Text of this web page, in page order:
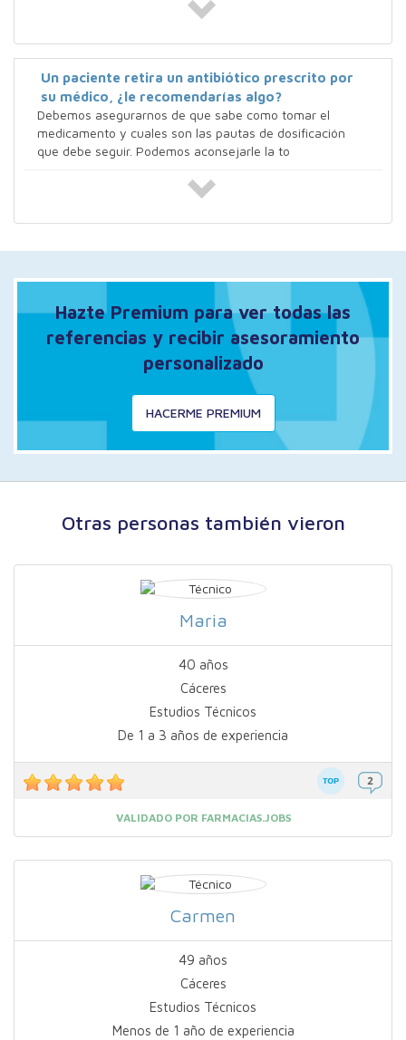
Un paciente retira un antibiótico prescrito por
su médico, ¿le recomendarías algo?
Debemos asegurarnos de que sabe como tomar el
medicamento y cuales son las pautas de dosificación
que debe seguir. Podemos aconsejarle la to
Hazte Premium para ver todas las
referencias y recibir asesoramiento
personalizado
HACERME PREMIUM
Otras personas también vieron
Maria
40 años
Cáceres
Estudios Técnicos
De 1 a 3 años de experiencia
VALIDADO POR FARMACIAS.JOBS
Carmen
49 años
Cáceres
Estudios Técnicos
Menos de 1 año de experiencia